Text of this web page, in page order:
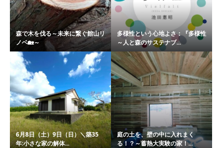
森で木を伐る～未来に繋ぐ館山リ
ノベ🏡～
多様性という心地よさ：『多様性
～人と森のサステナブ...
6月8日（土）9日（日）＼築35
年:小さな家の解体...
庭の土を、壁の中に入れまく
る！？～蓄熱大実験の家！...